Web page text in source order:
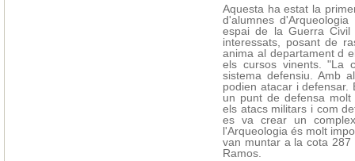
Aquesta ha estat la
d'alumnes
espai de la Guerra
interessats, posant de
anima al departament d
els cursos vinents. "La
sistema defensiu. Amb
podien atacar i
un punt de defensa
els atacs militars i com
es va crear un
l'Arqueologia és molt
van muntar a la cota
Ramos.